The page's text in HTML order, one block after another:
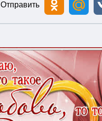
Отправить